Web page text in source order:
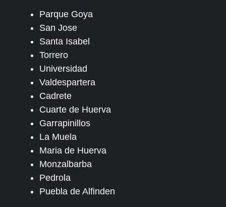
Parque Goya
San Jose
Santa Isabel
Torrero
Universidad
Valdespartera
Cadrete
Cuarte de Huerva
Garrapinillos
La Muela
Maria de Huerva
Monzalbarba
Pedrola
Puebla de Alfinden